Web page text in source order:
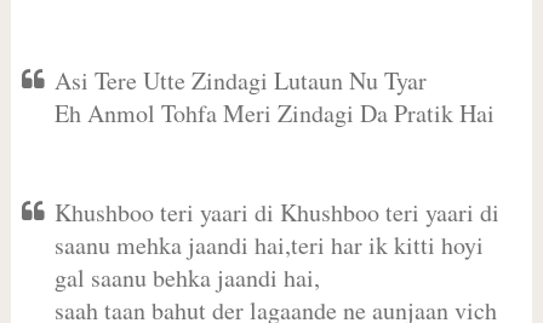
Asi Tere Utte Zindagi Lutaun Nu Tyar
Eh Anmol Tohfa Meri Zindagi Da Pratik Hai
Khushboo teri yaari di Khushboo teri yaari di
saanu mehka jaandi hai,teri har ik kitti hoyi
gal saanu behka jaandi hai,
saah taan bahut der lagaande ne aunjaan vich